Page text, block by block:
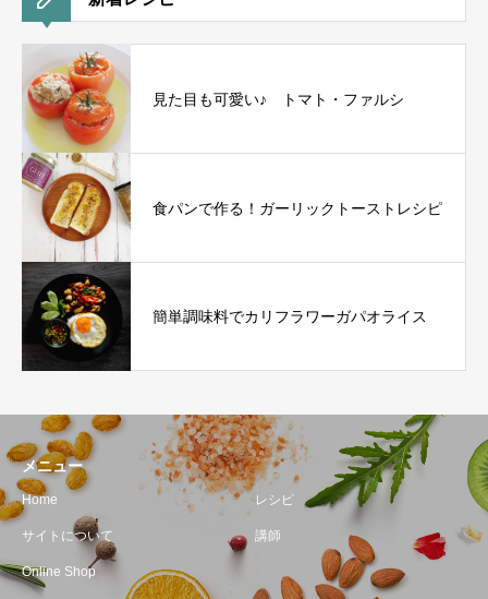
見た目も可愛い♪ トマト・ファルシ
食パンで作る！ガーリックトーストレシピ
簡単調味料でカリフラワーガパオライス
メニュー
Home レシピ
サイトについて 講師
Online Shop